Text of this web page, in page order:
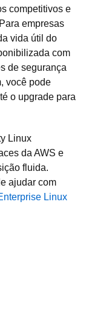
competitivos e
empresas
vida útil do
com
de segurança
você pode
o upgrade para
Linux
da AWS e
fluida.
ajudar com
Linux